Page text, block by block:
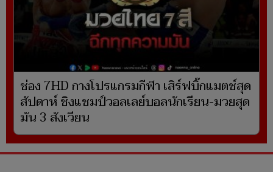
ช่อง 7HD กางโปรแกรมกีฬา เสิร์ฟบิ๊กแมตช์สุด
สัปดาห์ ชิงแชมป์วอลเลย์บอลนักเรียน-มวยสุด
มัน 3 สังเวียน